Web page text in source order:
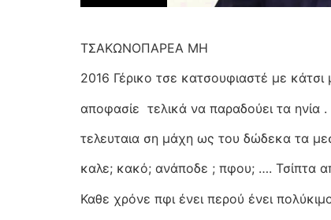
ΤΣΑΚΩΝΟΠΑΡΕΑ ΜΗ
2016 Γέρικο τσε κατσουφιαστέ με κάτσι
αποφασίε τελικά να παραδούει τα ηνία
τελευταια ση μάχη ως του δώδεκα τα
καλε; κακό; ανάποδε ; πφου; …. Τσίπτα
Καθε χρόνε πφι ένει περού ένει